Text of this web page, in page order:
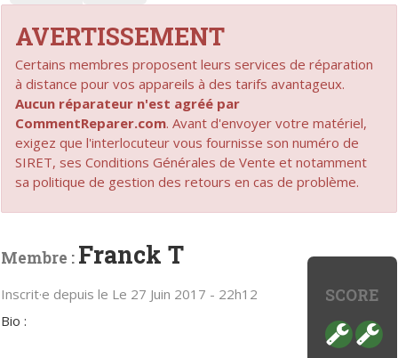
AVERTISSEMENT
Certains membres proposent leurs services de réparation
à distance pour vos appareils à des tarifs avantageux.
Aucun réparateur n'est agréé par
CommentReparer.com. Avant d'envoyer votre matériel,
exigez que l'interlocuteur vous fournisse son numéro de
SIRET, ses Conditions Générales de Vente et notamment
sa politique de gestion des retours en cas de problème.
SCORE
Membre : Franck T
Inscrit·e depuis le Le 27 Juin 2017 - 22h12
Bio :